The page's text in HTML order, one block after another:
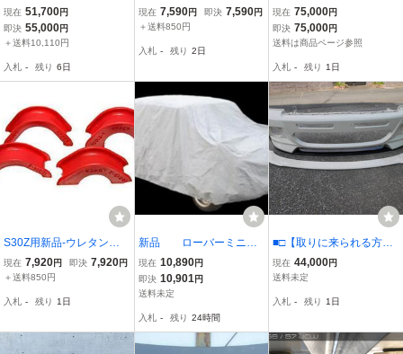
ニ クーパー MK.2 前
期 ★FRP ボンネット
【新品】
現在 51,700円
即決 55,000円
＋送料10,110円
入札 - 残り 6日
ッシュ-ステアリングカプ
ラー 黒 ENERGYSUS
パー S31Z/240Z エナ
現在 7,590円 即決 7,590円
＋送料850円
入札 - 残り 2日
RYMAN AG-STYLE フロ
ントバンパー LEDデイラ
イト付 （FRP）
現在 75,000円
即決 75,000円
送料は商品ページ参照
入札 - 残り 1日
S30Z用新品-ウレタンブ
ッシュ-ステアリング ラッ
ク&ピニオン 前期 赤 エナ
ergy Suspension S31Z/2
現在 7,920円 即決 7,920円
＋送料850円
入札 - 残り 1日
新品 ローバーミニ
用 ボディ カバー
グレー 裏地付
現在 10,890円
即決 10,901円
送料未定
入札 - 残り 24時間
■□【取りに来られる方限
定】GARBINO/ガルビノ
MINI/ミニ クーパーS R55/
ンパー/専用リップスポイ
現在 44,000円
送料未定
入札 - 残り 1日